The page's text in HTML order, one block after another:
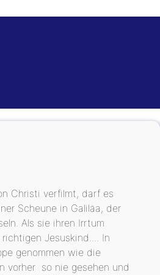
Christi verfilmt, darf es
Scheune in Galiläa, der
Als sie ihren Irrtum
Jesuskind.... In
genommen wie die
vorher so nie gesehen und